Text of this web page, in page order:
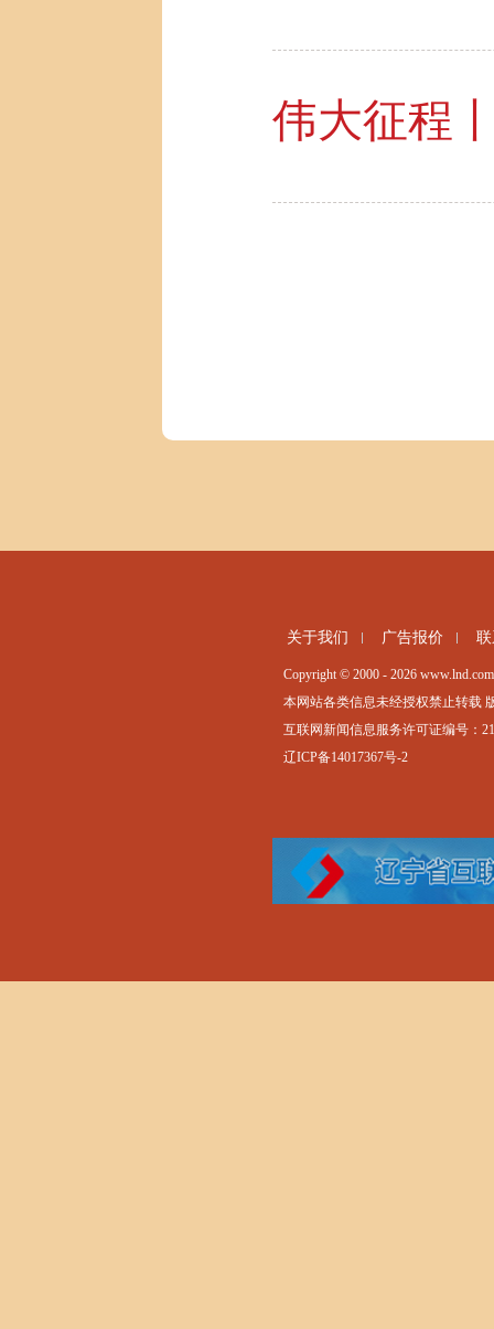
伟大征程
关于我们 广告报价
Copyright © 2000 - 2026
本网站各类信息未经授权禁止转载
互联网新闻信息服务许可证编号：
辽ICP备14017367号-2